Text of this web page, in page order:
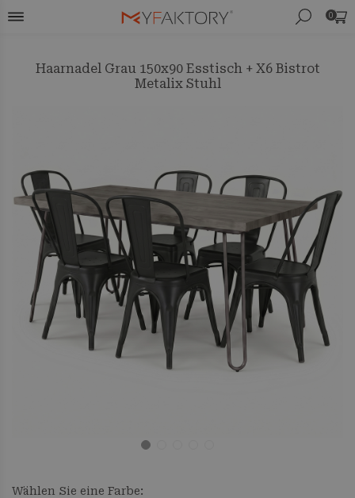
0
Haarnadel Grau 150x90 Esstisch + X6 Bistrot
Metalix Stuhl
Wählen Sie eine Farbe: